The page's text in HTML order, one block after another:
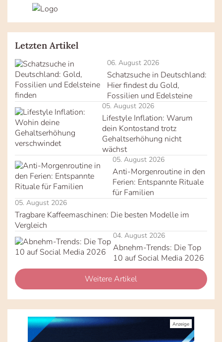
Letzten Artikel
06. August 2026
Schatzsuche in Deutschland:
Hier findest du Gold,
Fossilien und Edelsteine
05. August 2026
Lifestyle Inflation: Warum
dein Kontostand trotz
Gehaltserhöhung nicht
wächst
05. August 2026
Anti-Morgenroutine in den
Ferien: Entspannte Rituale
für Familien
05. August 2026
Tragbare Kaffeemaschinen: Die besten Modelle im
Vergleich
04. August 2026
Abnehm-Trends: Die Top
10 auf Social Media 2026
Weitere Artikel